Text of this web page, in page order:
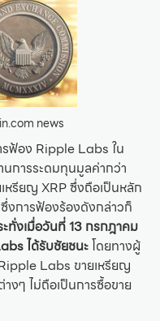
news
รฟ้อง Ripple Labs ใน
การระดมทุนมูลค่ากว่า
หรียญ XRP ซึ่งถือเป็นหลัก
งการฟ้องร้องดังกล่าวก็
ทั่งเมื่อวันที่ 13 กรกฎาคม
ได้รับชัยชนะโดยทางผู้
Labs ขายเหรียญ
งๆ ไม่ถือเป็นการซื้อขาย